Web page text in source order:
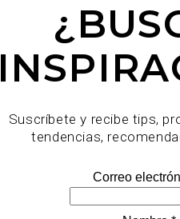
Suscríbete y recibe tips,
tendencias,